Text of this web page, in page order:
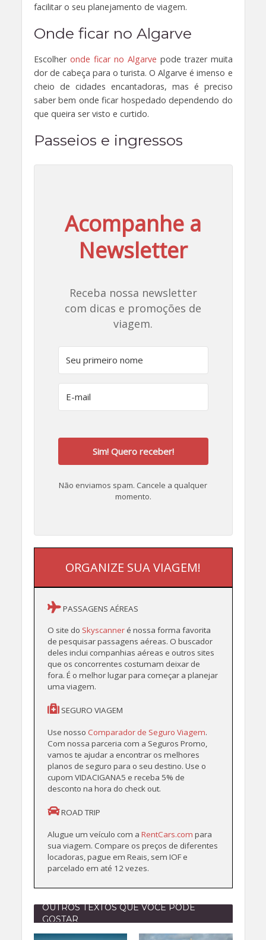
facilitar o seu planejamento de viagem.
Onde ficar no Algarve
Escolher onde ficar no Algarve pode trazer muita
dor de cabeça para o turista. O Algarve é imenso e
cheio de cidades encantadoras, mas é preciso
saber bem onde ficar hospedado dependendo do
que queira ser visto e curtido.
Passeios e ingressos
Acompanhe a
Newsletter
Receba nossa newsletter
com dicas e promoções de
viagem.
Sim! Quero receber!
Não enviamos spam. Cancele a qualquer
momento.
ORGANIZE SUA VIAGEM!
PASSAGENS AÉREAS
O site do Skyscanner é nossa forma favorita
de pesquisar passagens aéreas. O buscador
deles inclui companhias aéreas e outros sites
que os concorrentes costumam deixar de
fora. É o melhor lugar para começar a planejar
uma viagem.
SEGURO VIAGEM
Use nossoComparador de Seguro Viagem.
Com nossa parceria com a Seguros Promo,
vamos te ajudar a encontrar os melhores
planos de seguro para o seu destino. Use o
cupom VIDACIGANA5 e receba 5% de
desconto na hora do check out.
ROAD TRIP
Alugue um veículo com aRentCars.compara
sua viagem. Compare os preços de diferentes
locadoras, pague em Reais, sem IOF e
parcelado em até 12 vezes.
OUTROS TEXTOS QUE VOCÊ PODE
GOSTAR